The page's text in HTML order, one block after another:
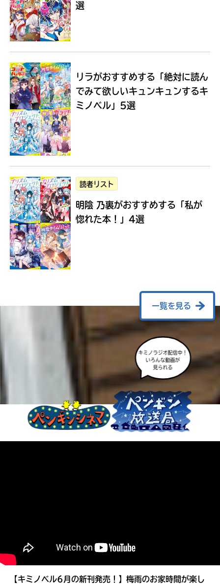
Loading...
選
リラがおすすめする 「絶対に読ん
でみて欲しいキュンキュンするキ
ミノベル」5選
読者リスト
明陰 乃裏がおすすめする 「私が
惚れた本！」4選
一覧を見る
キミノラジオ配信中！
いろんな動画が
【キミノベル6月の新刊発売！】梅雨のお家時間が楽し
に
エ
も
度
み
て
ね
る